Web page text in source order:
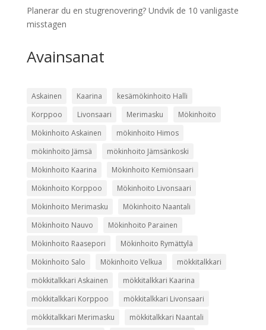
Planerar du en stugrenovering? Undvik de 10 vanligaste
misstagen
Avainsanat
Askainen Kaarina
kesämökinhoito Halli
Korppoo
Livonsaari Merimasku
Mökinhoito
Mökinhoito Askainen
mökinhoito Himos
mökinhoito Jämsä
mökinhoito Jämsänkoski
Mökinhoito Kaarina
Mökinhoito Kemiönsaari
Mökinhoito Korppoo
Mökinhoito Livonsaari
Mökinhoito Merimasku
Mökinhoito Naantali
Mökinhoito Nauvo
Mökinhoito Parainen
Mökinhoito Raasepori
Mökinhoito Rymättylä
Mökinhoito Salo
Mökinhoito Velkua
mökkitalkkari
mökkitalkkari Askainen
mökkitalkkari Kaarina
mökkitalkkari Korppoo
mökkitalkkari Livonsaari
mökkitalkkari Merimasku
mökkitalkkari Naantali